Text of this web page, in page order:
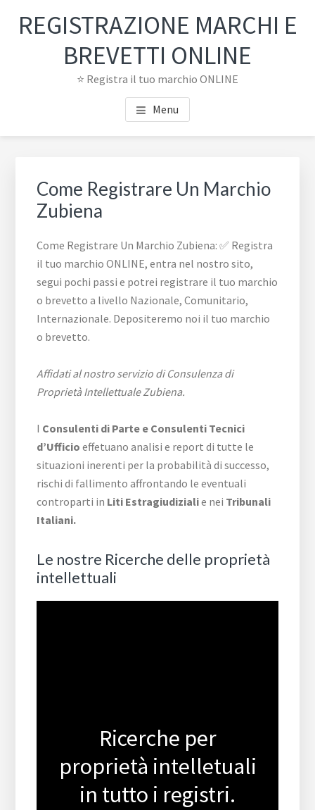
REGISTRAZIONE MARCHI E
BREVETTI ONLINE
⭐ Registra il tuo marchio ONLINE
Menu
Come Registrare Un Marchio
Zubiena
Come Registrare Un Marchio Zubiena: ✅ Registra
il tuo marchio ONLINE, entra nel nostro sito,
segui pochi passi e potrei registrare il tuo marchio
o brevetto a livello Nazionale, Comunitario,
Internazionale. Depositeremo noi il tuo marchio
o brevetto.
Affidati al nostro servizio di Consulenza di
Proprietà Intellettuale Zubiena.
I Consulenti di Parte e Consulenti Tecnici
d’Ufficio effetuano analisi e report di tutte le
situazioni inerenti per la probabilità di successo,
rischi di fallimento affrontando le eventuali
controparti in Liti Estragiudizialie nei Tribunali
Italiani.
Le nostre Ricerche delle proprietà
intellettuali
Ricerche per
proprietà intelletuali
in tutto i registri.